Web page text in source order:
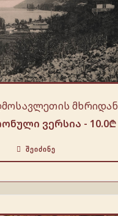
მხრიდან
ვერსია - 10.0₾
ᲨᲔᲘᲫᲘᲜᲔ